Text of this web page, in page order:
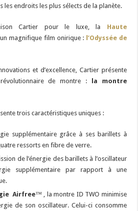
les endroits les plus sélects de la planète.
Cartier pour le luxe, la Haute
magnifique film onirique : l’Odyssée de
et d’excellence, Cartier présente
de montre :
la montre
trois caractéristiques uniques :
supplémentaire grâce à ses barillets à
ressorts en fibre de verre.
de l’énergie des barillets à l’oscillateur
supplémentaire par rapport à une
Airfree™ , la montre ID TWO minimise
de son oscillateur. Celui-ci consomme